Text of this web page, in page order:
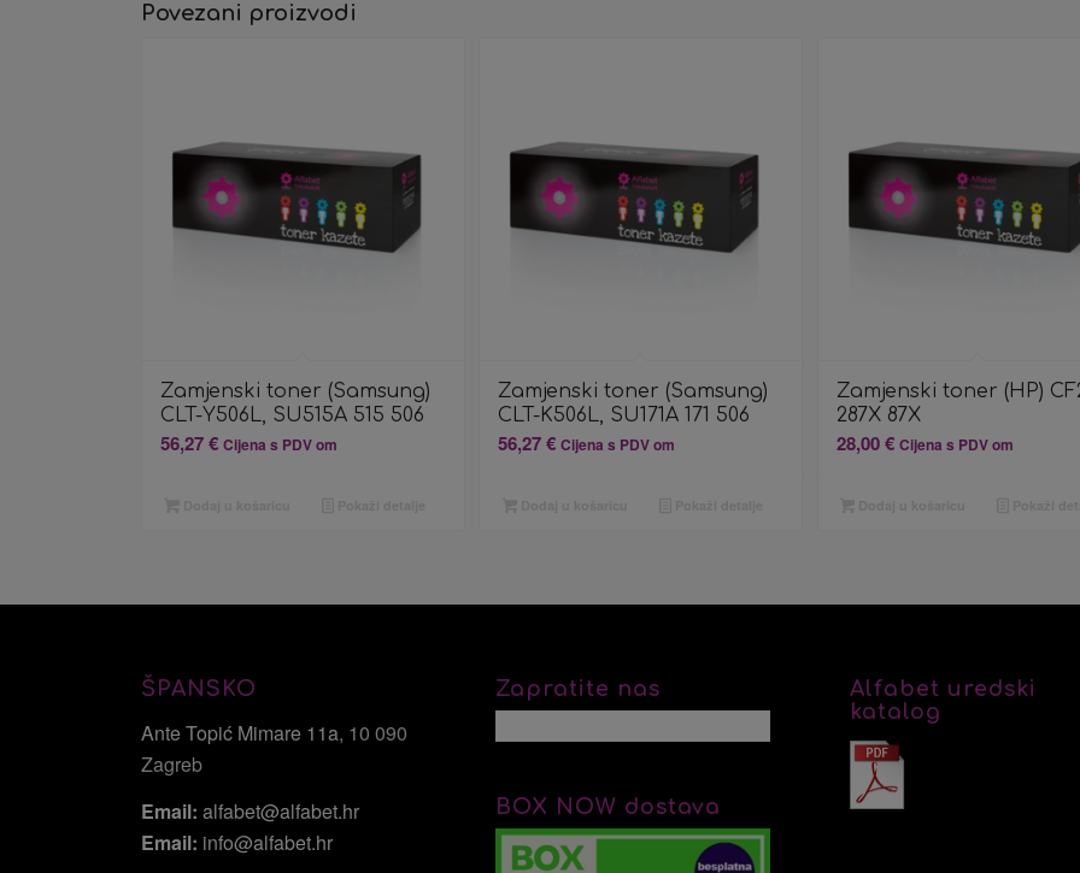
Povezani proizvodi
Zamjenski toner (Samsung)
CLT-Y506L, SU515A 515 506
56,27€ Cijena s PDV om
Zamjenski toner (Samsung)
CLT-K506L, SU171A 171 506
56,27€ Cijena s PDV om
Zamjenski toner (HP)
287X 87X
28,00€ Cijena s PDV om
ŠPANSKO
Ante Topić Mimare 11a, 10 090
Zagreb
Email: alfabet@alfabet.hr
Email: info@alfabet.hr
Zapratite nas
BOX NOW dostava
Alfabet uredski
katalog